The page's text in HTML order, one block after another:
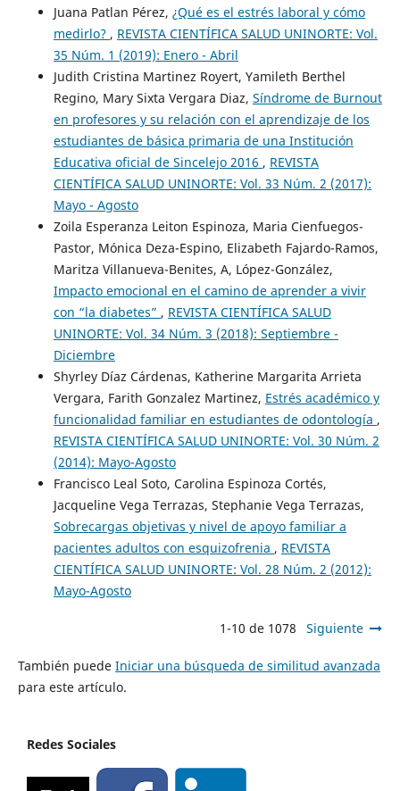
Juana Patlan Pérez, ¿Qué es el estrés laboral y cómo
medirlo? , REVISTA CIENTÍFICA SALUD UNINORTE: Vol.
35 Núm. 1 (2019): Enero - Abril
Judith Cristina Martinez Royert, Yamileth Berthel
Regino, Mary Sixta Vergara Diaz, Síndrome de Burnout
en profesores y su relación con el aprendizaje de los
estudiantes de básica primaria de una Institución
Educativa oficial de Sincelejo 2016 , REVISTA
CIENTÍFICA SALUD UNINORTE: Vol. 33 Núm. 2 (2017):
Mayo - Agosto
Zoila Esperanza Leiton Espinoza, Maria Cienfuegos-
Pastor, Mónica Deza-Espino, Elizabeth Fajardo-Ramos,
Maritza Villanueva-Benites, A, López-González,
Impacto emocional en el camino de aprender a vivir
con “la diabetes” , REVISTA CIENTÍFICA SALUD
UNINORTE: Vol. 34 Núm. 3 (2018): Septiembre -
Diciembre
Shyrley Díaz Cárdenas, Katherine Margarita Arrieta
Vergara, Farith Gonzalez Martinez, Estrés académico y
funcionalidad familiar en estudiantes de odontología ,
REVISTA CIENTÍFICA SALUD UNINORTE: Vol. 30 Núm. 2
(2014): Mayo-Agosto
Francisco Leal Soto, Carolina Espinoza Cortés,
Jacqueline Vega Terrazas, Stephanie Vega Terrazas,
Sobrecargas objetivas y nivel de apoyo familiar a
pacientes adultos con esquizofrenia , REVISTA
CIENTÍFICA SALUD UNINORTE: Vol. 28 Núm. 2 (2012):
Mayo-Agosto
1-10 de 1078 Siguiente
También puede Iniciar una búsqueda de similitud avanzada
para este artículo.
Redes Sociales